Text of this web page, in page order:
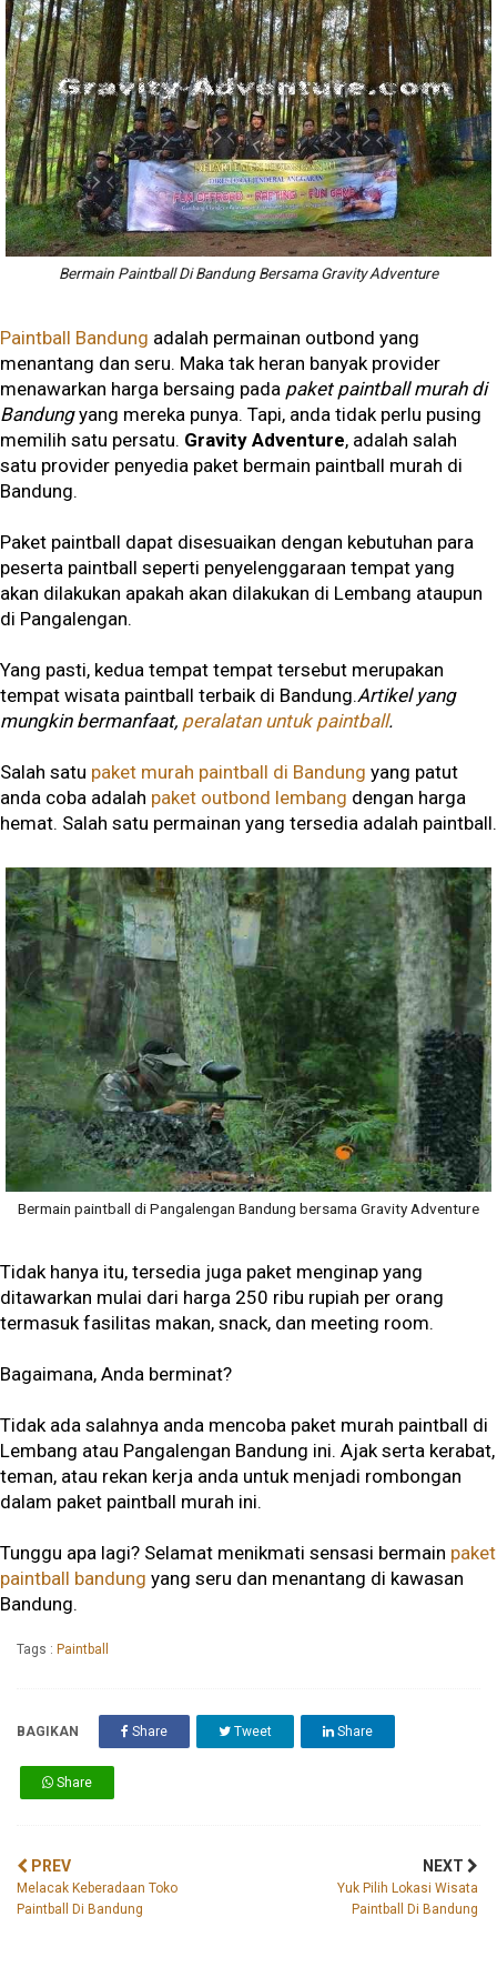
Bermain Paintball Di Bandung Bersama Gravity Adventure
Paintball Bandung adalah permainan outbond yang
menantang dan seru. Maka tak heran banyak provider
menawarkan harga bersaing pada paket paintball murah di
Bandungyang mereka punya. Tapi, anda tidak perlu pusing
memilih satu persatu. Gravity Adventure, adalah salah
satu provider penyedia paket bermain paintball murah di
Bandung.
Paket paintball dapat disesuaikan dengan kebutuhan para
peserta paintball seperti penyelenggaraan tempat yang
akan dilakukan apakah akan dilakukan di Lembang ataupun
di Pangalengan.
Yang pasti, kedua tempat tempat tersebut merupakan
tempat wisata paintball terbaik di Bandung.Artikel yang
mungkin bermanfaat, peralatan untuk paintball.
Salah satu paket murah paintball di Bandung yang patut
anda coba adalah paket outbond lembang dengan harga
hemat. Salah satu permainan yang tersedia adalah paintball.
Bermain paintball di Pangalengan Bandung bersama Gravity Adventure
Tidak hanya itu, tersedia juga paket menginap yang
ditawarkan mulai dari harga 250 ribu rupiah per orang
termasuk fasilitas makan, snack, dan meeting room.
Bagaimana, Anda berminat?
Tidak ada salahnya anda mencoba paket murah paintball di
Lembang atau Pangalengan Bandung ini. Ajak serta kerabat,
teman, atau rekan kerja anda untuk menjadi rombongan
dalam paket paintball murah ini.
Tunggu apa lagi? Selamat menikmati sensasi bermain paket
paintball bandung yang seru dan menantang di kawasan
Bandung.
Tags : Paintball
BAGIKAN Share Tweet Share
Share
PREV
Melacak Keberadaan Toko
Paintball Di Bandung
NEXT
Yuk Pilih Lokasi Wisata
Paintball Di Bandung